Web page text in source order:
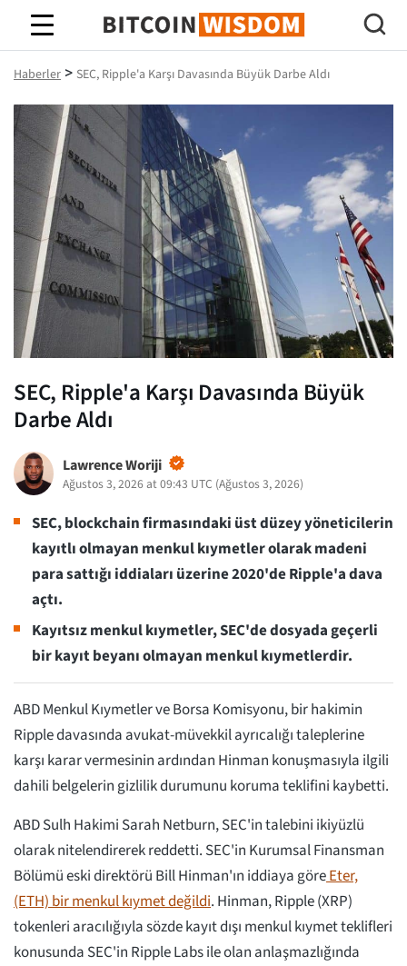
Bitcoin Bilgeliği
Haberler > SEC, Ripple'a Karşı Davasında Büyük Darbe Aldı
SEC, Ripple'a Karşı Davasında Büyük
Darbe Aldı
Lawrence Woriji
Ağustos 3, 2026 at 09:43 UTC (Ağustos 3, 2026)
SEC, blockchain firmasındaki üst düzey yöneticilerin
kayıtlı olmayan menkul kıymetler olarak madeni
para sattığı iddiaları üzerine 2020'de Ripple'a dava
açtı.
Kayıtsız menkul kıymetler, SEC'de dosyada geçerli
bir kayıt beyanı olmayan menkul kıymetlerdir.
ABD Menkul Kıymetler ve Borsa Komisyonu, bir hakimin
Ripple davasında avukat-müvekkil ayrıcalığı taleplerine
karşı karar vermesinin ardından Hinman konuşmasıyla ilgili
dahili belgelerin gizlilik durumunu koruma teklifini kaybetti.
ABD Sulh Hakimi Sarah Netburn, SEC'in talebini ikiyüzlü
olarak nitelendirerek reddetti. SEC'in Kurumsal Finansman
Bölümü eski direktörü Bill Hinman'ın iddiaya göreEter,
(ETH) bir menkul kıymet değildi. Hinman, Ripple (XRP)
tokenleri aracılığıyla sözde kayıt dışı menkul kıymet teklifleri
konusunda SEC'in Ripple Labs ile olan anlaşmazlığında